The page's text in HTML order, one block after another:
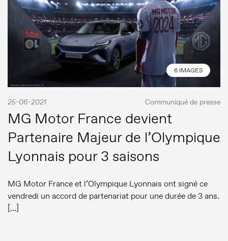
6 IMAGES
25-06-2021 Communiqué de presse
MG Motor France devient
Partenaire Majeur de l’Olympique
Lyonnais pour 3 saisons
MG Motor France et l’Olympique Lyonnais ont signé ce
vendredi un accord de partenariat pour une durée de 3 ans.
[…]